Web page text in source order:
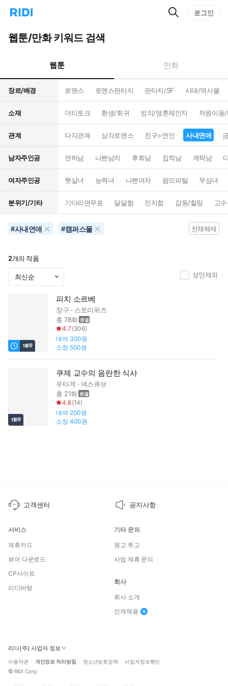
리
홈
으
턴
트
검
로그인
웹툰/만화 키워드 검색
웹툰 만화
장르/배경 로맨스 로맨스판타지 판타지/SF 시대/역사물
소재 더티토크 환생/회귀 빙의/영혼체인지 차원이동
관계 다각관계 삼각로맨스 친구>연인 사내연애
남자주인공 연하남 나쁜남자 후회남 집착남 계략남
여자주인공 햇살녀 능력녀 나쁜여자 팜므파탈 무심녀
분위기/기타 기다리면무료 달달함 진지함 감동/힐링 고
#사내연애 #캠퍼스물 전체해제
2개의 작품
성인제외
피치 소르베
장구
스토리위즈
총 78화
4.7 (306)
대여 300원
소장 500원
쿠제 교수의 음란한 식사
우타게
넥스큐브
총 21화
4.8(14)
대여 200원
소장 400원
고객센터 공지사항
서비스
제휴카드
뷰어 다운로드
CP사이트
리디바탕
기타 문의
원고 투고
사업 제휴 문의
회사
회사 소개
인재채용
리디(주) 사업자 정보
이용약관 개인정보 처리방침 청소년보호정책 사업자정보확인
© RIDI Corp.